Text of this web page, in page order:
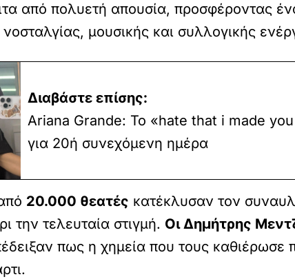
από πολυετή απουσία, προσφέροντας
μουσικής και συλλογικής
Διαβάστε επίσης:
Ariana Grande: Το «hate that i made
για 20ή συνεχόμενη ημέρα
20.000 θεατές κατέκλυσαν τον
την τελευταία στιγμή. Οι Δημήτρης
πως η χημεία που τους